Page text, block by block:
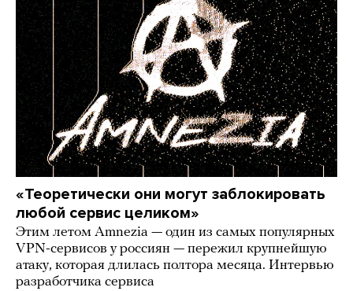
«Теоретически они могут заблокировать
любой сервис целиком»
Этим летом Amnezia — один из самых популярных
VPN-сервисов у россиян — пережил крупнейшую
атаку, которая длилась полтора месяца. Интервью
разработчика сервиса